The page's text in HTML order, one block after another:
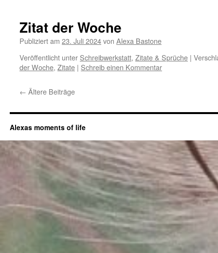
Zitat der Woche
Publiziert am 23. Juli 2024von Alexa Bastone
Veröffentlicht unter Schreibwerkstatt, Zitate & Sprüche |
der Woche, Zitate | Schreib einen Kommentar
← Ältere Beiträge
Alexas moments of life